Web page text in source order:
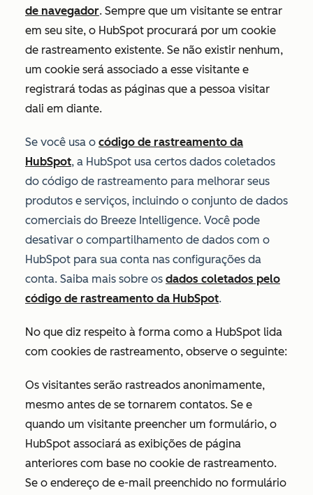
de navegador. Sempre que um visitante se entrar
em seu site, o HubSpot procurará por um cookie
de rastreamento existente. Se não existir nenhum,
um cookie será associado a esse visitante e
registrará todas as páginas que a pessoa visitar
dali em diante.
Se você usa o código de rastreamento da
HubSpot, a HubSpot usa certos dados coletados
do código de rastreamento para melhorar seus
produtos e serviços, incluindo o conjunto de dados
comerciais do Breeze Intelligence. Você pode
desativar o compartilhamento de dados com o
HubSpot para sua conta nas configurações da
conta. Saiba mais sobre os dados coletados pelo
código de rastreamento da HubSpot.
No que diz respeito à forma como a HubSpot lida
com cookies de rastreamento, observe o seguinte:
Os visitantes serão rastreados anonimamente,
mesmo antes de se tornarem contatos. Se e
quando um visitante preencher um formulário, o
HubSpot associará as exibições de página
anteriores com base no cookie de rastreamento.
Se o endereço de e-mail preenchido no formulário